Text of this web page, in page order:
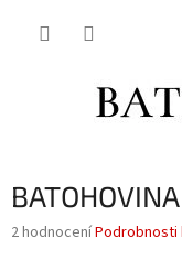
Průměrné
2 hodnoceníPodrobnosti